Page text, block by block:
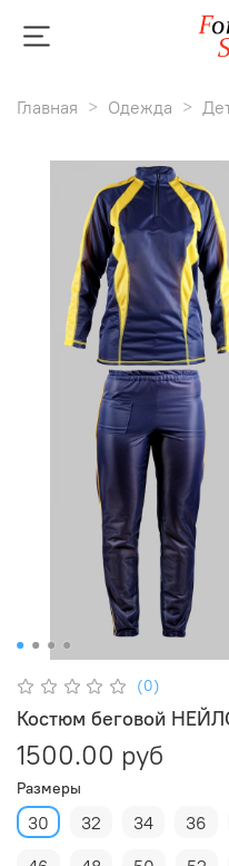
Главная Одежда
(0)
Костюм беговой
1500.00 руб
Размеры
30 32 34 36